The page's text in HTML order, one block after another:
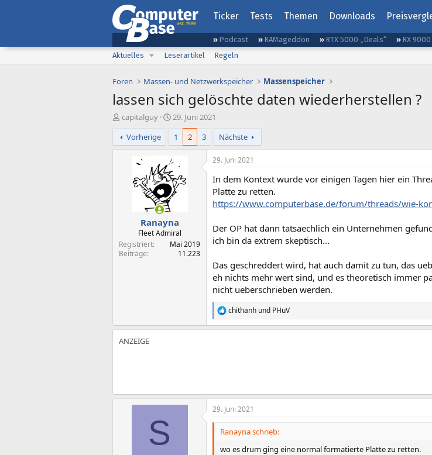
Ticker Tests Themen Downloads
Podcast RAMageddon RTX 5000 „Deals“ RX
Aktuelles
Leserartikel Regeln
Foren Massen- und Netzwerkspeicher Massenspeicher
lassen sich gelöschte daten wiederherstellen ?
E
r
s
t
capitalguy
E
r
s
t
l
l
t
a
29. Juni 2021
Vorherige
1 2 3 Nächste
Ranayna
Fleet Admiral
Registriert
Mai 2019
Beiträge
11.223
29. Juni 2021
In dem Kontext wurde vor einigen Tagen hier ein
Platte zu retten.
https://www.computerbase.de/forum/threads/wie-
Der OP hat dann tatsaechlich ein Unternehmen
ich bin da extrem skeptisch...
Das geschreddert wird, hat auch damit zu tun, das
eh nichts mehr wert sind, und es theoretisch immer
nicht ueberschrieben werden.
R
e
a
n
:
chithanh und PHuV
S
29. Juni 2021
Ranayna schrieb:
wo es drum ging eine normal formatierte Platte zu retten.